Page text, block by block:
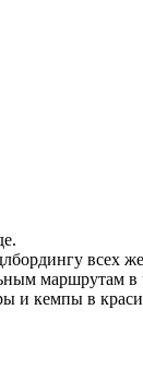
всех
маршрутам в
и кемпы в